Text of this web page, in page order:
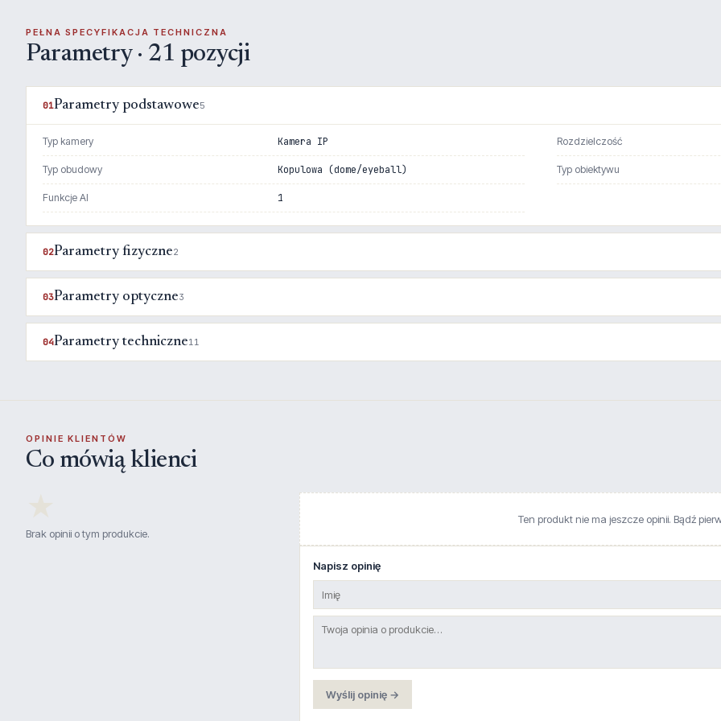
PEŁNA SPECYFIKACJA TECHNICZNA
Parametry · 21 pozycji
01Parametry podstawowe5
Typ kamery Kamera IP Rozdzielczość
Typ obudowy Kopulowa (dome/eyeball) Typ obiektywu
Funkcje AI 1
02Parametry fizyczne2
03Parametry optyczne3
04Parametry techniczne11
OPINIE KLIENTÓW
Co mówią klienci
Brak opinii o tym produkcie.
Ten produkt nie ma jeszcze opinii. Bądź
Napisz opinię
Wyślij opinię →